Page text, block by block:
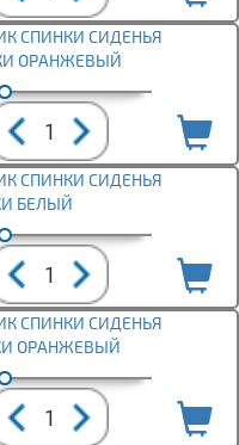
СПИНКИ СИДЕНЬЯ
ОРАНЖЕВЫЙ
СПИНКИ СИДЕНЬЯ
БЕЛЫЙ
СПИНКИ СИДЕНЬЯ
ОРАНЖЕВЫЙ